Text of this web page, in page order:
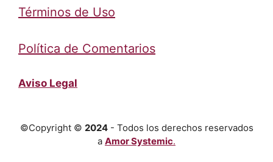
Términos de Uso
Política de Comentarios
Aviso Legal
©Copyright © 2024- Todos los derechos reservados
a Amor Systemic.